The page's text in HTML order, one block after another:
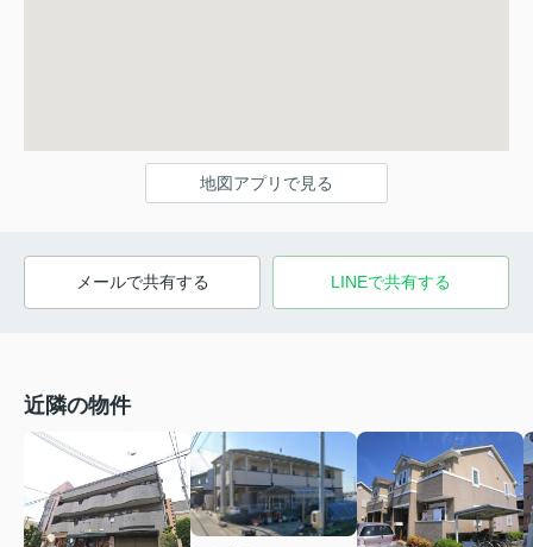
地図アプリで見る
メールで共有する LINEで共有する
近隣の物件